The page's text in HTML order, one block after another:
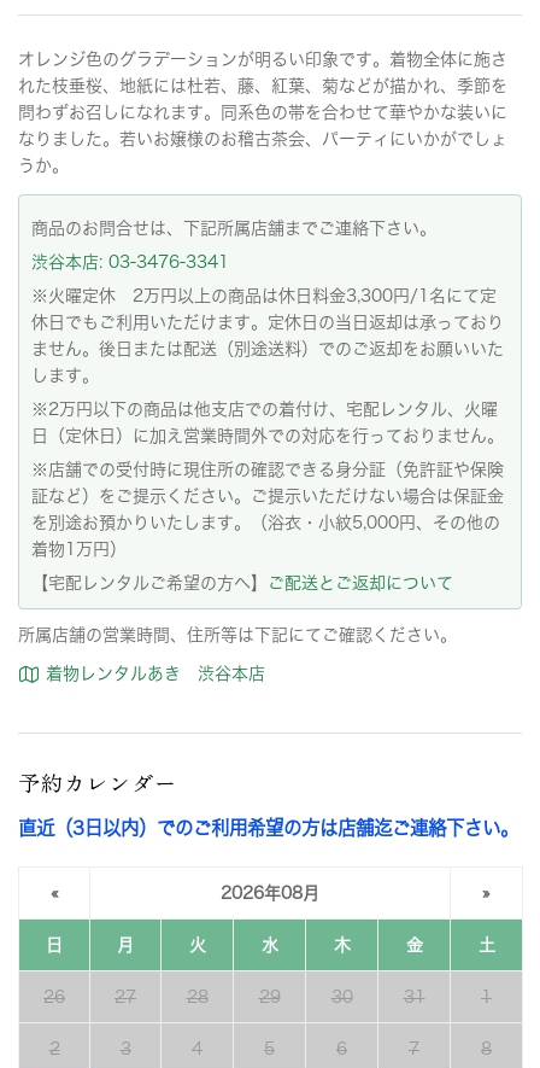
オレンジ色のグラデーションが明るい印象です。着物全体に施さ
れた枝垂桜、地紙には杜若、藤、紅葉、菊などが描かれ、季節を
問わずお召しになれます。同系色の帯を合わせて華やかな装いに
なりました。若いお嬢様のお稽古茶会、パーティにいかがでしょ
うか。
商品のお問合せは、下記所属店舗までご連絡下さい。
渋谷本店: 03-3476-3341
※火曜定休 2万円以上の商品は休日料金3,300円/1名にて定
休日でもご利用いただけます。定休日の当日返却は承っており
ません。後日または配送（別途送料）でのご返却をお願いいた
します。
※2万円以下の商品は他支店での着付け、宅配レンタル、火曜
日（定休日）に加え営業時間外での対応を行っておりません。
※店舗での受付時に現住所の確認できる身分証（免許証や保険
証など）をご提示ください。ご提示いただけない場合は保証金
を別途お預かりいたします。（浴衣・小紋5,000円、その他の
着物1万円）
【宅配レンタルご希望の方へ】
ご配送とご返却について
所属店舗の営業時間、住所等は下記にてご確認ください。
着物レンタルあき 渋谷本店
予約カレンダー
直近（3日以内）でのご利用希望の方は店舗迄ご連絡下さい。
« 2026年08月 »
日 月 火 水 木 金 土
26 27 28 29 30 31 1
2 3 4 5 6 7 8